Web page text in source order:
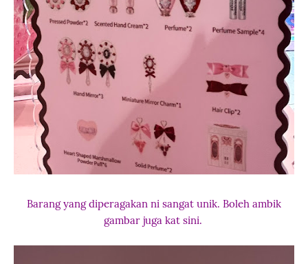
Barang yang diperagakan ni sangat unik. Boleh ambik
gambar juga kat sini.